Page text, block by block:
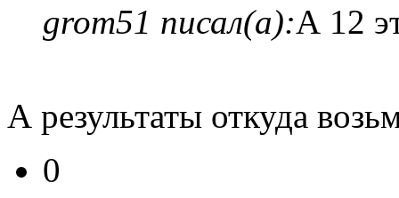
grom51 писал(а):А 12
А результаты откуда
0